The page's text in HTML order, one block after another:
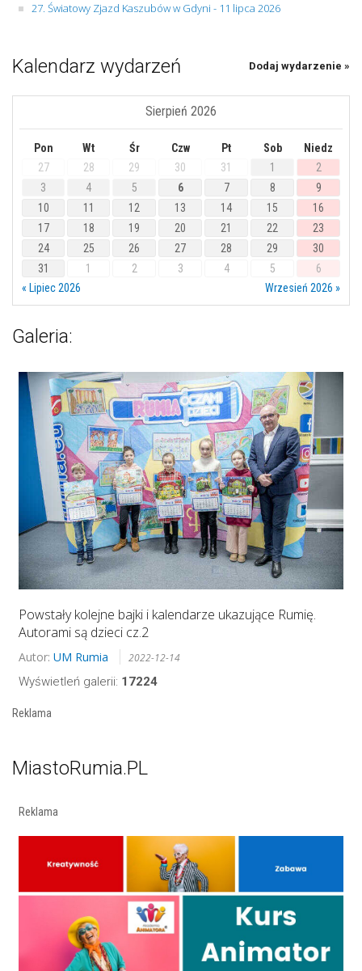
27. Światowy Zjazd Kaszubów w Gdyni - 11 lipca 2026
Kalendarz wydarzeń Dodaj wydarzenie »
Sierpień 2026
Pon Wt Śr Czw Pt Sob
Niedz
27
28 29 30 31 1
2
3
4 5 6 7 8
9
10
11 12 13 14 15
16
17
18 19 20 21 22
23
24
25 26 27 28 29
30
31
1 2 3 4 5
6
« Lipiec 2026
Wrzesień 2026 »
Galeria:
Powstały kolejne bajki i kalendarze ukazujące Rumię.
Autorami są dzieci cz.2
Autor: UM Rumia 2022-12-14
Wyświetleń galerii: 17224
Reklama
MiastoRumia.PL
Reklama